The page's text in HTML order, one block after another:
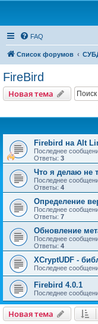
FAQ
Список форумов
FireBird
Новая тема
Firebird на Alt
Последнее
Ответы: 3
Что я делаю не
Последнее
Ответы: 4
Определение
Последнее
Ответы: 7
Обновление
Последнее
Ответы: 4
XCryptUDF -
Последнее
Firebird 4.0.1
Последнее
Новая тема